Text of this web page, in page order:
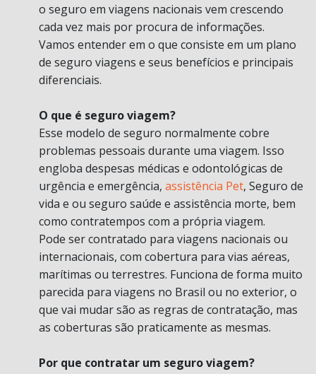
o seguro em viagens nacionais vem crescendo
cada vez mais por procura de informações.
Vamos entender em o que consiste em um plano
de seguro viagens e seus benefícios e principais
diferenciais.
O que é seguro viagem?
Esse modelo de seguro normalmente cobre
problemas pessoais durante uma viagem. Isso
engloba despesas médicas e odontológicas de
urgência e emergência, assistência Pet, Seguro de
vida e ou seguro saúde e assistência morte, bem
como contratempos com a própria viagem.
Pode ser contratado para viagens nacionais ou
internacionais, com cobertura para vias aéreas,
marítimas ou terrestres. Funciona de forma muito
parecida para viagens no Brasil ou no exterior, o
que vai mudar são as regras de contratação, mas
as coberturas são praticamente as mesmas.
Por que contratar um seguro viagem?